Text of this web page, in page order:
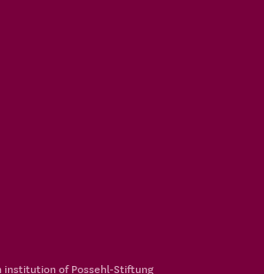
institution ofPossehl-Stiftung